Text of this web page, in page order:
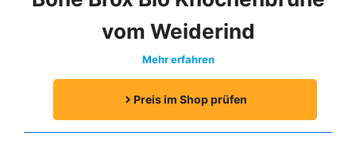
vom Weiderind
Mehr erfahren
Preis im Shop prüfen